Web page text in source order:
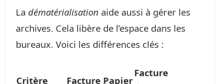
La dématérialisation aide aussi à gérer les
archives. Cela libère de l’espace dans les
bureaux. Voici les différences clés :
Critère Facture Papier
Facture